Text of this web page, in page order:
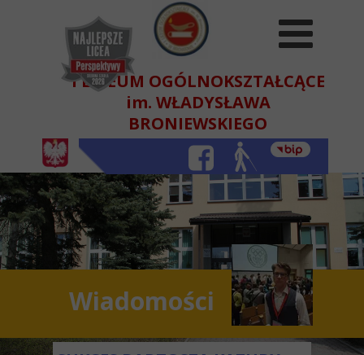
Wiadomości
I LICEUM OGÓLNOKSZTAŁCĄCE
im. WŁADYSŁAWA
BRONIEWSKIEGO
W BEŁCHATOWIE